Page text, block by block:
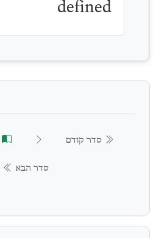
defined
סדר קודם
סדר הבא